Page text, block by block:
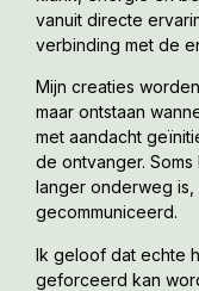
vanuit directe
verbinding met de
Mijn creaties
maar ontstaan
met aandacht
de ontvanger.
langer onderweg is,
gecommuniceerd.
Ik geloof dat echte
geforceerd kan